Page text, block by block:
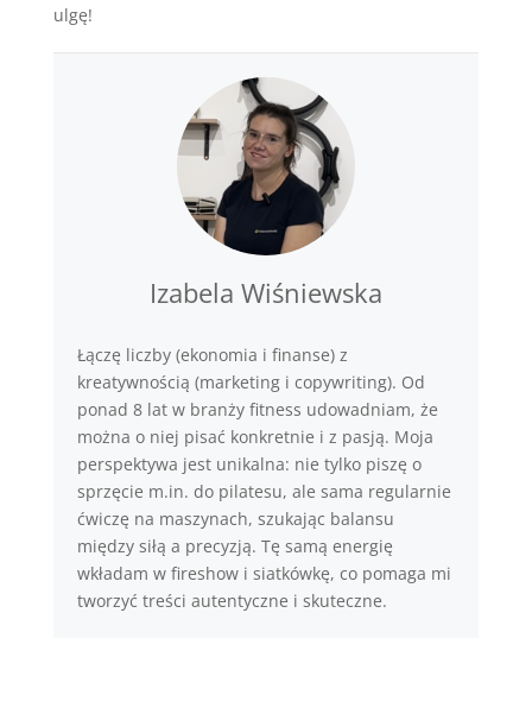
ulgę!
Izabela Wiśniewska
Łączę liczby (ekonomia i finanse) z
kreatywnością (marketing i copywriting). Od
ponad 8 lat w branży fitness udowadniam, że
można o niej pisać konkretnie i z pasją. Moja
perspektywa jest unikalna: nie tylko piszę o
sprzęcie m.in. do pilatesu, ale sama regularnie
ćwiczę na maszynach, szukając balansu
między siłą a precyzją. Tę samą energię
wkładam w fireshow i siatkówkę, co pomaga mi
tworzyć treści autentyczne i skuteczne.